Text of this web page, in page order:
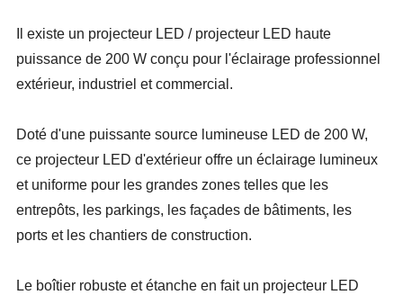
Il existe un projecteur LED / projecteur LED haute
puissance de 200 W conçu pour l'éclairage professionnel
extérieur, industriel et commercial.
Doté d'une puissante source lumineuse LED de 200 W,
ce projecteur LED d'extérieur offre un éclairage lumineux
et uniforme pour les grandes zones telles que les
entrepôts, les parkings, les façades de bâtiments, les
ports et les chantiers de construction.
Le boîtier robuste et étanche en fait un projecteur LED